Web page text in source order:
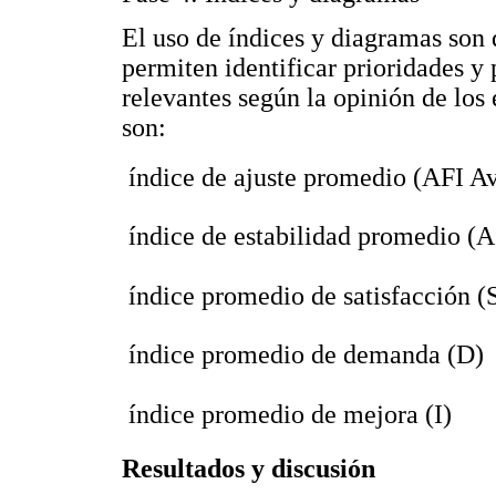
El uso de índices y diagramas
permiten identificar prioridades y
relevantes según la opinión de
son:
 índice de ajuste promedio (AFI
 índice de estabilidad promedio
 índice promedio de satisfacción
 índice promedio de demanda (D)
 índice promedio de mejora (I)
Resultados y discusión